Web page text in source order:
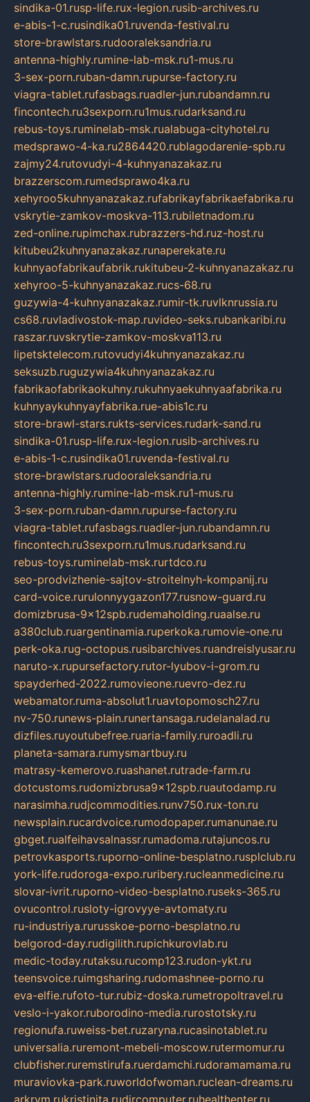
sindika-01.rusp-life.rux-legion.rusib-archives.ru
e-abis-1-c.rusindika01.ruvenda-festival.ru
store-brawlstars.rudooraleksandria.ru
antenna-highly.rumine-lab-msk.ru1-mus.ru
3-sex-porn.ruban-damn.rupurse-factory.ru
viagra-tablet.rufasbags.ruadler-jun.rubandamn.ru
fincontech.ru3sexporn.ru1mus.rudarksand.ru
rebus-toys.ruminelab-msk.rualabuga-cityhotel.ru
medsprawo-4-ka.ru2864420.rublagodarenie-spb.ru
zajmy24.rutovudyi-4-kuhnyanazakaz.ru
brazzerscom.rumedsprawo4ka.ru
xehyroo5kuhnyanazakaz.rufabrikayfabrikaefabrika.ru
vskrytie-zamkov-moskva-113.rubiletnadom.ru
zed-online.rupimchax.rubrazzers-hd.ruz-host.ru
kitubeu2kuhnyanazakaz.runaperekate.ru
kuhnyaofabrikaufabrik.rukitubeu-2-kuhnyanazakaz.ru
xehyroo-5-kuhnyanazakaz.rucs-68.ru
guzywia-4-kuhnyanazakaz.rumir-tk.ruvlknrussia.ru
cs68.ruvladivostok-map.ruvideo-seks.rubankaribi.ru
raszar.ruvskrytie-zamkov-moskva113.ru
lipetsktelecom.rutovudyi4kuhnyanazakaz.ru
seksuzb.ruguzywia4kuhnyanazakaz.ru
fabrikaofabrikaokuhny.rukuhnyaekuhnyaafabrika.ru
kuhnyaykuhnyayfabrika.rue-abis1c.ru
store-brawl-stars.rukts-services.rudark-sand.ru
sindika-01.rusp-life.rux-legion.rusib-archives.ru
e-abis-1-c.rusindika01.ruvenda-festival.ru
store-brawlstars.rudooraleksandria.ru
antenna-highly.rumine-lab-msk.ru1-mus.ru
3-sex-porn.ruban-damn.rupurse-factory.ru
viagra-tablet.rufasbags.ruadler-jun.rubandamn.ru
fincontech.ru3sexporn.ru1mus.rudarksand.ru
rebus-toys.ruminelab-msk.rurtdco.ru
seo-prodvizhenie-sajtov-stroitelnyh-kompanij.ru
card-voice.rurulonnyygazon177.rusnow-guard.ru
domizbrusa-9x12spb.rudemaholding.ruaalse.ru
a380club.ruargentinamia.ruperkoka.rumovie-one.ru
perk-oka.rug-octopus.rusibarchives.ruandreislyusar.ru
naruto-x.rupursefactory.rutor-lyubov-i-grom.ru
spayderhed-2022.rumovieone.ruevro-dez.ru
webamator.ruma-absolut1.ruavtopomosch27.ru
nv-750.runews-plain.runertansaga.rudelanalad.ru
dizfiles.ruyoutubefree.ruaria-family.ruroadli.ru
planeta-samara.rumysmartbuy.ru
matrasy-kemerovo.ruashanet.rutrade-farm.ru
dotcustoms.rudomizbrusa9x12spb.ruautodamp.ru
narasimha.rudjcommodities.runv750.rux-ton.ru
newsplain.rucardvoice.rumodopaper.rumanunae.ru
gbget.rualfeihavsalnassr.rumadoma.rutajuncos.ru
petrovkasports.ruporno-online-besplatno.rusplclub.ru
york-life.rudoroga-expo.ruribery.rucleanmedicine.ru
slovar-ivrit.ruporno-video-besplatno.ruseks-365.ru
ovucontrol.rusloty-igrovyye-avtomaty.ru
ru-industriya.rurusskoe-porno-besplatno.ru
belgorod-day.rudigilith.rupichkurovlab.ru
medic-today.rutaksu.rucomp123.rudon-ykt.ru
teensvoice.ruimgsharing.rudomashnee-porno.ru
eva-elfie.rufoto-tur.rubiz-doska.rumetropoltravel.ru
veslo-i-yakor.ruborodino-media.rurostotsky.ru
regionufa.ruweiss-bet.ruzaryna.rucasinotablet.ru
universalia.ruremont-mebeli-moscow.rutermomur.ru
clubfisher.ruremstirufa.ruerdamchi.rudoramamama.ru
muraviovka-park.ruworldofwoman.ruclean-dreams.ru
arkrym.rukristinita.rudircomputer.ruhealthenter.ru